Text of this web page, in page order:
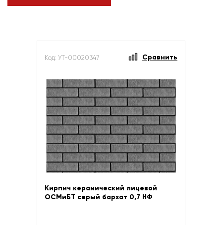
Код: УТ-00020347 Сравнить
Кирпич керамический лицевой
ОСМиБТ серый бархат 0,7 НФ